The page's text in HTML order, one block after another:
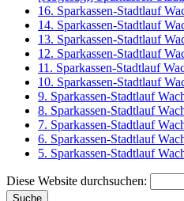
16. Sparkassen-Stadtlauf
14. Sparkassen-Stadtlauf
13. Sparkassen-Stadtlauf
12. Sparkassen-Stadtlauf
11. Sparkassen-Stadtlauf
10. Sparkassen-Stadtlauf
9. Sparkassen-Stadtlauf
8. Sparkassen-Stadtlauf
7. Sparkassen-Stadtlauf
6. Sparkassen-Stadtlauf
5. Sparkassen-Stadtlauf
Diese Website durchsuchen: